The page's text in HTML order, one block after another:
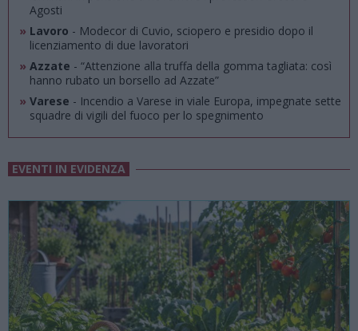
Agosti
» Lavoro - Modecor di Cuvio, sciopero e presidio dopo il
licenziamento di due lavoratori
» Azzate - “Attenzione alla truffa della gomma tagliata: così
hanno rubato un borsello ad Azzate”
» Varese - Incendio a Varese in viale Europa, impegnate sette
squadre di vigili del fuoco per lo spegnimento
EVENTI IN EVIDENZA